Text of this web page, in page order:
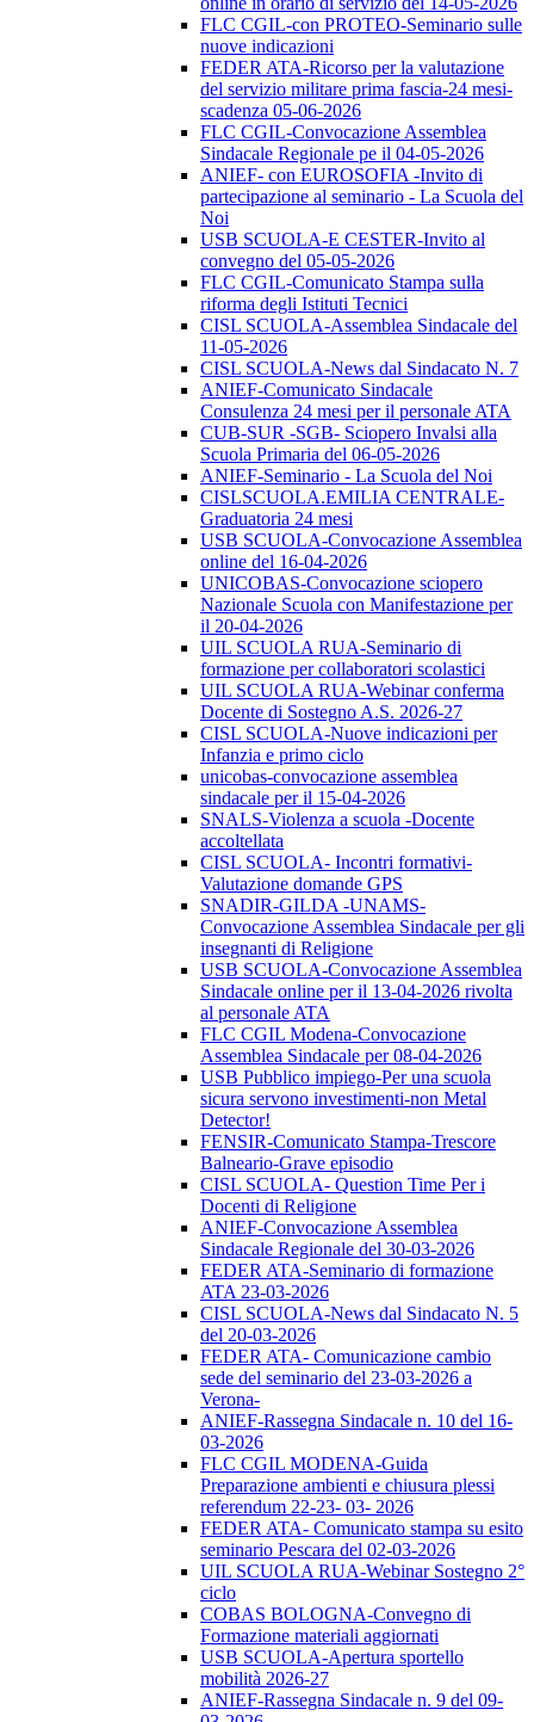
FLC CGIL-con PROTEO-Seminario sulle
nuove indicazioni
FEDER ATA-Ricorso per la valutazione
del servizio militare prima fascia-24 mesi-
scadenza 05-06-2026
FLC CGIL-Convocazione Assemblea
Sindacale Regionale pe il 04-05-2026
ANIEF- con EUROSOFIA -Invito di
partecipazione al seminario - La Scuola del
Noi
USB SCUOLA-E CESTER-Invito al
convegno del 05-05-2026
FLC CGIL-Comunicato Stampa sulla
riforma degli Istituti Tecnici
CISL SCUOLA-Assemblea Sindacale del
11-05-2026
CISL SCUOLA-News dal Sindacato N. 7
ANIEF-Comunicato Sindacale
Consulenza 24 mesi per il personale ATA
CUB-SUR -SGB- Sciopero Invalsi alla
Scuola Primaria del 06-05-2026
ANIEF-Seminario - La Scuola del Noi
CISLSCUOLA.EMILIA CENTRALE-
Graduatoria 24 mesi
USB SCUOLA-Convocazione Assemblea
online del 16-04-2026
UNICOBAS-Convocazione sciopero
Nazionale Scuola con Manifestazione per
il 20-04-2026
UIL SCUOLA RUA-Seminario di
formazione per collaboratori scolastici
UIL SCUOLA RUA-Webinar conferma
Docente di Sostegno A.S. 2026-27
CISL SCUOLA-Nuove indicazioni per
Infanzia e primo ciclo
unicobas-convocazione assemblea
sindacale per il 15-04-2026
SNALS-Violenza a scuola -Docente
accoltellata
CISL SCUOLA- Incontri formativi-
Valutazione domande GPS
SNADIR-GILDA -UNAMS-
Convocazione Assemblea Sindacale per gli
insegnanti di Religione
USB SCUOLA-Convocazione Assemblea
Sindacale online per il 13-04-2026 rivolta
al personale ATA
FLC CGIL Modena-Convocazione
Assemblea Sindacale per 08-04-2026
USB Pubblico impiego-Per una scuola
sicura servono investimenti-non Metal
Detector!
FENSIR-Comunicato Stampa-Trescore
Balneario-Grave episodio
CISL SCUOLA- Question Time Per i
Docenti di Religione
ANIEF-Convocazione Assemblea
Sindacale Regionale del 30-03-2026
FEDER ATA-Seminario di formazione
ATA 23-03-2026
CISL SCUOLA-News dal Sindacato N. 5
del 20-03-2026
FEDER ATA- Comunicazione cambio
sede del seminario del 23-03-2026 a
Verona-
ANIEF-Rassegna Sindacale n. 10 del 16-
03-2026
FLC CGIL MODENA-Guida
Preparazione ambienti e chiusura plessi
referendum 22-23- 03- 2026
FEDER ATA- Comunicato stampa su esito
seminario Pescara del 02-03-2026
UIL SCUOLA RUA-Webinar Sostegno 2°
ciclo
COBAS BOLOGNA-Convegno di
Formazione materiali aggiornati
USB SCUOLA-Apertura sportello
mobilità 2026-27
ANIEF-Rassegna Sindacale n. 9 del 09-